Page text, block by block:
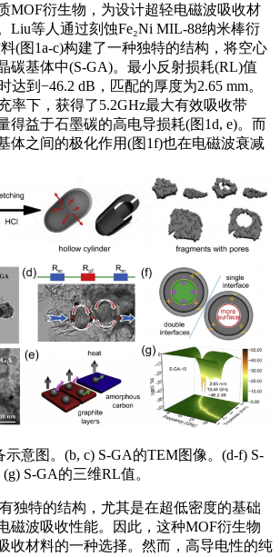
MOF衍生物，为设计超轻电磁波吸收材
Liu等人通过刻蚀Fe₂Ni MIL-88纳米棒衍
(图1a-c)构建了一种独特的结构，将空心
碳基体中(S-GA)。最小反射损耗(RL)值
达到−46.2 dB，匹配的厚度为2.65 mm。
率下，获得了5.2GHz最大有效吸收带
得益于石墨碳的高电导损耗(图1d, e)。而
体之间的极化作用(图1f)也在电磁波衰减
示意图。(b, c) S-GA的TEM图像。(d-f) S-
S-GA的三维RL值。
独特的结构，尤其是在超低密度的基础
磁波吸收性能。因此，这种MOF衍生物
收材料的一种选择。然而，高导电性的纯